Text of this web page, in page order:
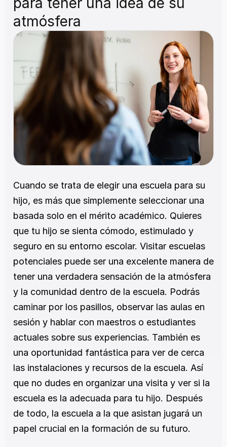
atmósfera
Cuando se trata de elegir una escuela para su
hijo, es más que simplemente seleccionar una
basada solo en el mérito académico. Quieres
que tu hijo se sienta cómodo, estimulado y
seguro en su entorno escolar. Visitar escuelas
potenciales puede ser una excelente manera de
tener una verdadera sensación de la atmósfera
y la comunidad dentro de la escuela. Podrás
caminar por los pasillos, observar las aulas en
sesión y hablar con maestros o estudiantes
actuales sobre sus experiencias. También es
una oportunidad fantástica para ver de cerca
las instalaciones y recursos de la escuela. Así
que no dudes en organizar una visita y ver si la
escuela es la adecuada para tu hijo. Después
de todo, la escuela a la que asistan jugará un
papel crucial en la formación de su futuro.